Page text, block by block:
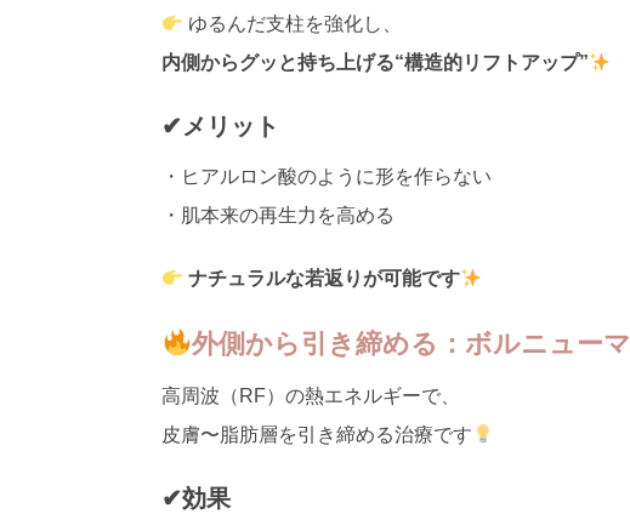
ゆるんだ支柱を強化し、
内側からグッと持ち上げる“構造的リフトアップ”
✔メリット
・ヒアルロン酸のように形を作らない
・肌本来の再生力を高める
ナチュラルな若返りが可能です
外側から引き締める：ボルニューマ
高周波（RF）の熱エネルギーで、
皮膚〜脂肪層を引き締める治療です
✔効果